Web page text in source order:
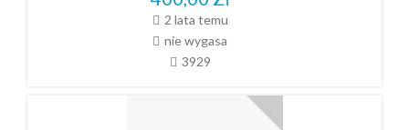
2 lata temu
nie wygasa
3929